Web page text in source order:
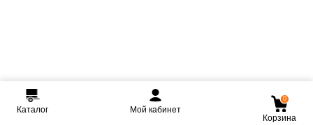
Каталог Мой кабинет
0
Корзина